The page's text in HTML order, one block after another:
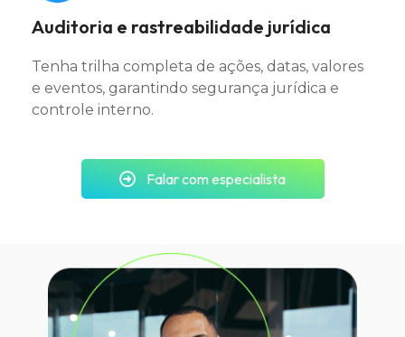
Auditoria e rastreabilidade jurídica
Tenha trilha completa de ações, datas, valores
e eventos, garantindo segurança jurídica e
controle interno.
Falar com especialista